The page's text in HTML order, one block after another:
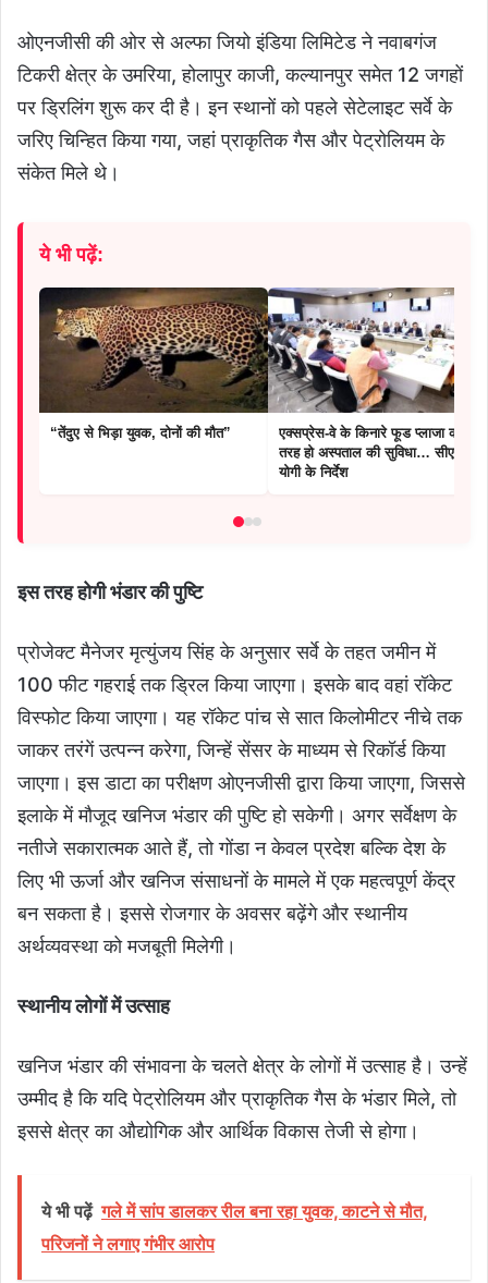
ओएनजीसी की ओर से अल्फा जियो इंडिया लिमिटेड ने नवाबगंज
टिकरी क्षेत्र के उमरिया, होलापुर काजी, कल्यानपुर समेत 12 जगहों
पर ड्रिलिंग शुरू कर दी है। इन स्थानों को पहले सेटेलाइट सर्वे के
जरिए चिन्हित किया गया, जहां प्राकृतिक गैस और पेट्रोलियम के
संकेत मिले थे।
ये भी पढ़ें:
“तेंदुए से भिड़ा युवक, दोनों की मौत”
एक्सप्रेस-वे के किनारे फूड प्लाजा की
तरह हो अस्पताल की सुविधा… सीएम
योगी के निर्देश
इस तरह होगी भंडार की पुष्टि
प्रोजेक्ट मैनेजर मृत्युंजय सिंह के अनुसार सर्वे के तहत जमीन में
100 फीट गहराई तक ड्रिल किया जाएगा। इसके बाद वहां रॉकेट
विस्फोट किया जाएगा। यह रॉकेट पांच से सात किलोमीटर नीचे तक
जाकर तरंगें उत्पन्न करेगा, जिन्हें सेंसर के माध्यम से रिकॉर्ड किया
जाएगा। इस डाटा का परीक्षण ओएनजीसी द्वारा किया जाएगा, जिससे
इलाके में मौजूद खनिज भंडार की पुष्टि हो सकेगी। अगर सर्वेक्षण के
नतीजे सकारात्मक आते हैं, तो गोंडा न केवल प्रदेश बल्कि देश के
लिए भी ऊर्जा और खनिज संसाधनों के मामले में एक महत्वपूर्ण केंद्र
बन सकता है। इससे रोजगार के अवसर बढ़ेंगे और स्थानीय
अर्थव्यवस्था को मजबूती मिलेगी।
स्थानीय लोगों में उत्साह
खनिज भंडार की संभावना के चलते क्षेत्र के लोगों में उत्साह है। उन्हें
उम्मीद है कि यदि पेट्रोलियम और प्राकृतिक गैस के भंडार मिले, तो
इससे क्षेत्र का औद्योगिक और आर्थिक विकास तेजी से होगा।
ये भी पढ़ें गले में सांप डालकर रील बना रहा युवक, काटने से मौत,
परिजनों ने लगाए गंभीर आरोप